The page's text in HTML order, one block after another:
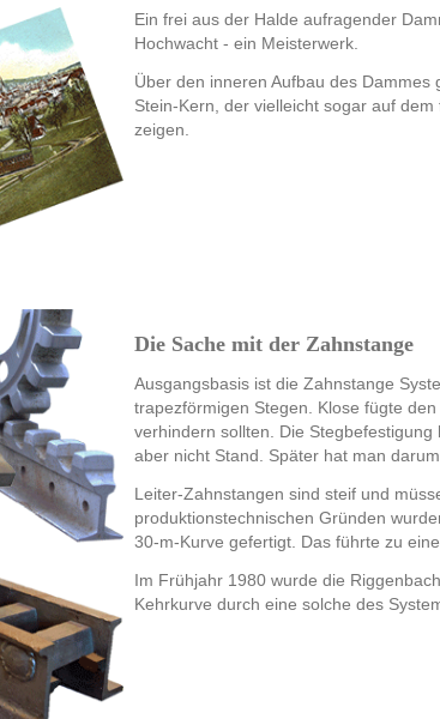
Ein frei aus der Halde aufragender
Hochwacht - ein Meisterwerk.
Über den inneren Aufbau des
Stein-Kern, der vielleicht sogar auf
zeigen.
Die Sache mit der Zahnstange
Ausgangsbasis ist die Zahnstange
trapezförmigen Stegen. Klose fügte
verhindern sollten. Die
aber nicht Stand. Später hat man
Leiter-Zahnstangen sind steif und
produktionstechnischen Gründen
30-m-Kurve gefertigt. Das führte zu
Im Frühjahr 1980 wurde die
Kehrkurve durch eine solche des